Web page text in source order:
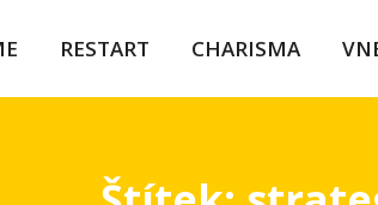
RESTART CHARISMA